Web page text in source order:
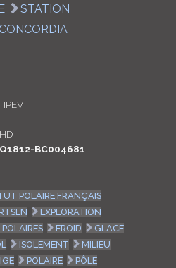
STATION
CONCORDIA
BC004681
POLAIRE FRANÇAIS
EXPLORATION
FROID
GLACE
ISOLEMENT
MILIEU
POLAIRE
PÔLE